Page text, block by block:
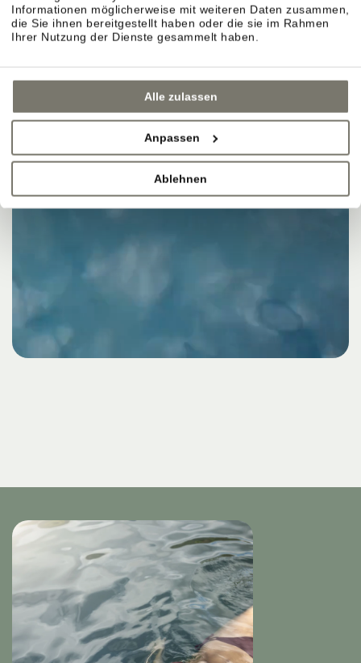
Informationen möglicherweise mit weiteren Daten zusammen,
die Sie ihnen bereitgestellt haben oder die sie im Rahmen
Ihrer Nutzung der Dienste gesammelt haben.
Alle zulassen
Anpassen
Ablehnen